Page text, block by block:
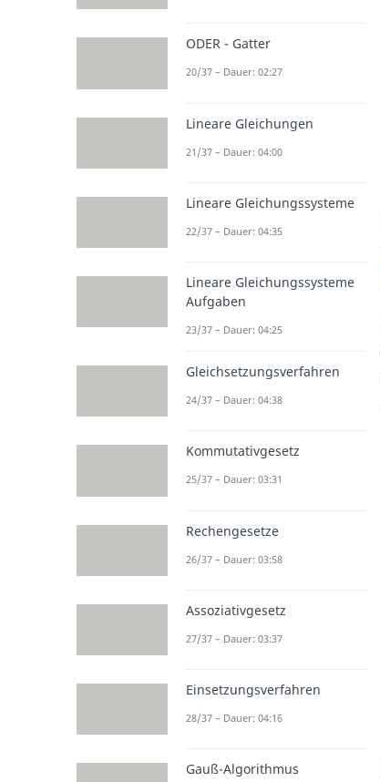
ODER - Gatter
20/37 – Dauer: 02:27
Lineare Gleichungen
21/37 – Dauer: 04:00
Lineare Gleichungssysteme
22/37 – Dauer: 04:35
Lineare Gleichungssysteme
Aufgaben
23/37 – Dauer: 04:25
Gleichsetzungsverfahren
24/37 – Dauer: 04:38
Kommutativgesetz
25/37 – Dauer: 03:31
Rechengesetze
26/37 – Dauer: 03:58
Assoziativgesetz
27/37 – Dauer: 03:37
Einsetzungsverfahren
28/37 – Dauer: 04:16
Gauß-Algorithmus